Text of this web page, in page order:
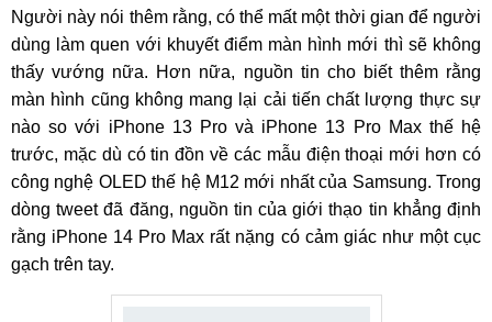
Người này nói thêm rằng, có thể mất một thời gian để người
dùng làm quen với khuyết điểm màn hình mới thì sẽ không
thấy vướng nữa. Hơn nữa, nguồn tin cho biết thêm rằng
màn hình cũng không mang lại cải tiến chất lượng thực sự
nào so với iPhone 13 Pro và iPhone 13 Pro Max thế hệ
trước, mặc dù có tin đồn về các mẫu điện thoại mới hơn có
công nghệ OLED thế hệ M12 mới nhất của Samsung. Trong
dòng tweet đã đăng, nguồn tin của giới thạo tin khẳng định
rằng iPhone 14 Pro Max rất nặng có cảm giác như một cục
gạch trên tay.